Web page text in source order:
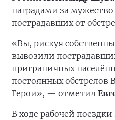
наградами за мужество
пострадавших от
«Вы, рискуя
вывозили
приграничных
постоянных
Герои», — отметил
В ходе рабочей